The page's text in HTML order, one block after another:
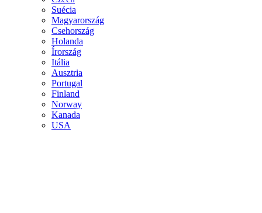
Suécia
Magyarország
Csehország
Holanda
Írország
Itália
Ausztria
Portugal
Finland
Norway
Kanada
USA